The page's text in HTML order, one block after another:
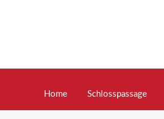
Home Schlosspassage